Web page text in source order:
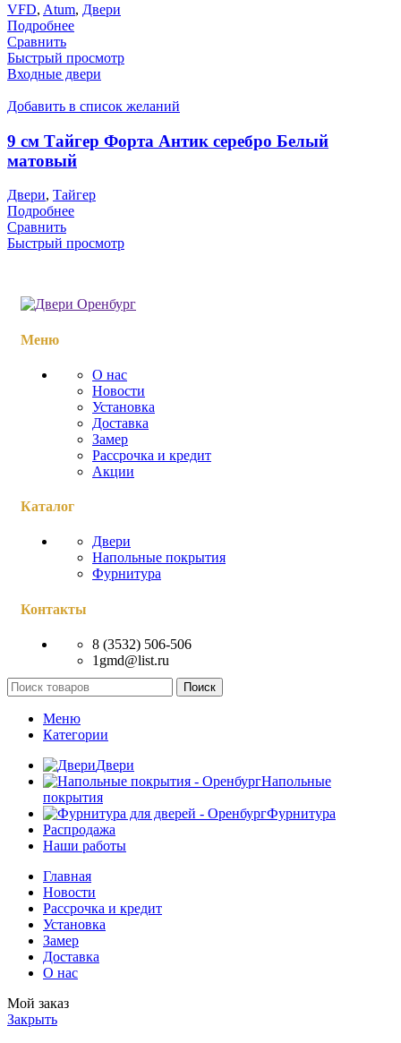
VFD, Atum, Двери
Подробнее
Сравнить
Быстрый просмотр
Входные двери
Добавить в список желаний
9 см Тайгер Форта Антик серебро Белый
матовый
Двери, Тайгер
Подробнее
Сравнить
Быстрый просмотр
Меню
О нас
Новости
Установка
Доставка
Замер
Рассрочка и кредит
Акции
Каталог
Двери
Напольные покрытия
Фурнитура
Контакты
8 (3532) 506-506
1gmd@list.ru
Поиск
Меню
Категории
Двери
Напольные
покрытия
Фурнитура
Распродажа
Наши работы
Главная
Новости
Рассрочка и кредит
Установка
Замер
Доставка
О нас
Мой заказ
Закрыть